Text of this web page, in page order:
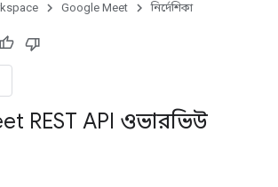
Google Meet নির্দেশিকা
REST API ওভারভিউ